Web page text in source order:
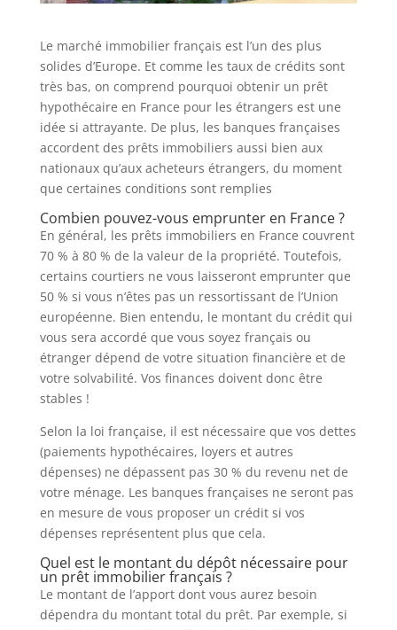
Le marché immobilier français est l’un des plus
solides d’Europe. Et comme les taux de crédits sont
très bas, on comprend pourquoi obtenir un prêt
hypothécaire en France pour les étrangers est une
idée si attrayante. De plus, les banques françaises
accordent des prêts immobiliers aussi bien aux
nationaux qu’aux acheteurs étrangers, du moment
que certaines conditions sont remplies
Combien pouvez-vous emprunter en France ?
En général, les prêts immobiliers en France couvrent
70 % à 80 % de la valeur de la propriété. Toutefois,
certains courtiers ne vous laisseront emprunter que
50 % si vous n’êtes pas un ressortissant de l’Union
européenne. Bien entendu, le montant du crédit qui
vous sera accordé que vous soyez français ou
étranger dépend de votre situation financière et de
votre solvabilité. Vos finances doivent donc être
stables !
Selon la loi française, il est nécessaire que vos dettes
(paiements hypothécaires, loyers et autres
dépenses) ne dépassent pas 30 % du revenu net de
votre ménage. Les banques françaises ne seront pas
en mesure de vous proposer un crédit si vos
dépenses représentent plus que cela.
Quel est le montant du dépôt nécessaire pour
un prêt immobilier français ?
Le montant de l’apport dont vous aurez besoin
dépendra du montant total du prêt. Par exemple, si